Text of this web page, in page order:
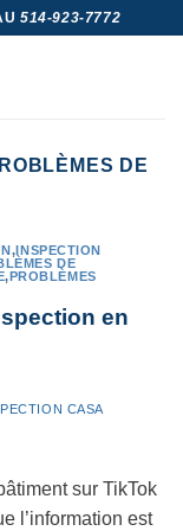
514-923-7772
DE
,INSPECTION
DE
,PROBLÈMES
en
CASA
sur TikTok
l’information est